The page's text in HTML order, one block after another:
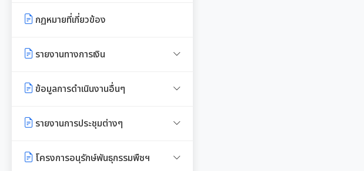
คุณธรรมจริยธรรม
ของอปท.
ค่าเสื่อมราคาสินทรัพย
การขับเคลื่อนจริยธรรม
องค์กรสุขภาวะ (Happy
รายงานผลการดำเนินการองค์กรสุข
งาน
การประเมินความเสี่ยงการทุจริต
รายงานผลการดำเนินการตามแผน
บริหารจัดการความเสี่ยงการทุจริต
การเสริมสร้างวัฒนธรรมองค์กร
รายงานผลการดำเนินงานตาม
ประโยชน์อื่นใดโดยธรรมจรรยาของ
เจ้าพนักงานของรัฐ
รายงานผลการดำเนินการเพื่อส่ง
ภายในหน่วยงานประจำปี
มาตรการให้ผู้มีส่วนได้เสียมีส่วนร่วม
การจัดซื้อ/จ้าง
มาตรการป้องกันการรับสินบน
กฏหมายที่เกี่ยวข้อง
รายงานทางการเงิน
รายรับ-รายจ่ายประจำเดือน
ข้อมูลการดำเนินงานอื่นๆ
รายงานการประเมินประสิทธิภาพ
การส่งเสริมคุณธรรมและการ
รายงานการประชุมต่างๆ
รายงานการประชุมพนักงาน
โครงการอนุรักษ์พันธุกรรมพืชฯ